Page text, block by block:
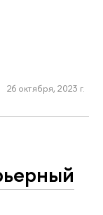
26 октября, 2023 г.